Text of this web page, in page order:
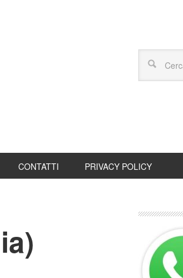
CONTATTI PRIVACY POLICY